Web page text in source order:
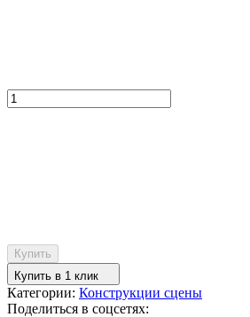
Купить
Купить в 1 клик
Категории: Конструкции сцены
Поделиться в соцсетях: